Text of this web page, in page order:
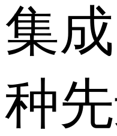
集
种